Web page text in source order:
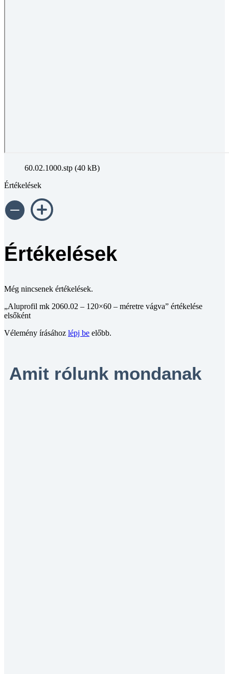
60.02.1000.stp (40 kB)
Értékelések
Értékelések
Még nincsenek értékelések.
„Aluprofil mk 2060.02 – 120×60 – méretre vágva” értékelése
elsőként
Vélemény írásához lépj be előbb.
Amit rólunk mondanak